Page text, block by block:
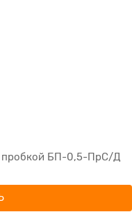
пробкой БП-0,5-ПрС/Д